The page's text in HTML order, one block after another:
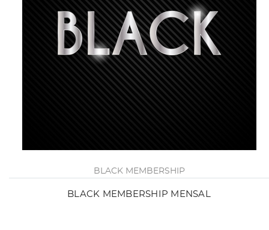
BLACK MEMBERSHIP
BLACK MEMBERSHIP MENSAL